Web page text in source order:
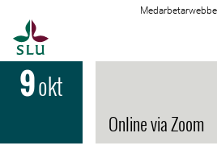
9okt
Online via Zoom